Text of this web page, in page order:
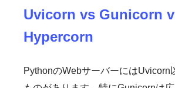
Uvicorn vs Gunicorn
Hypercorn
PythonのWebサーバーにはUvicorn